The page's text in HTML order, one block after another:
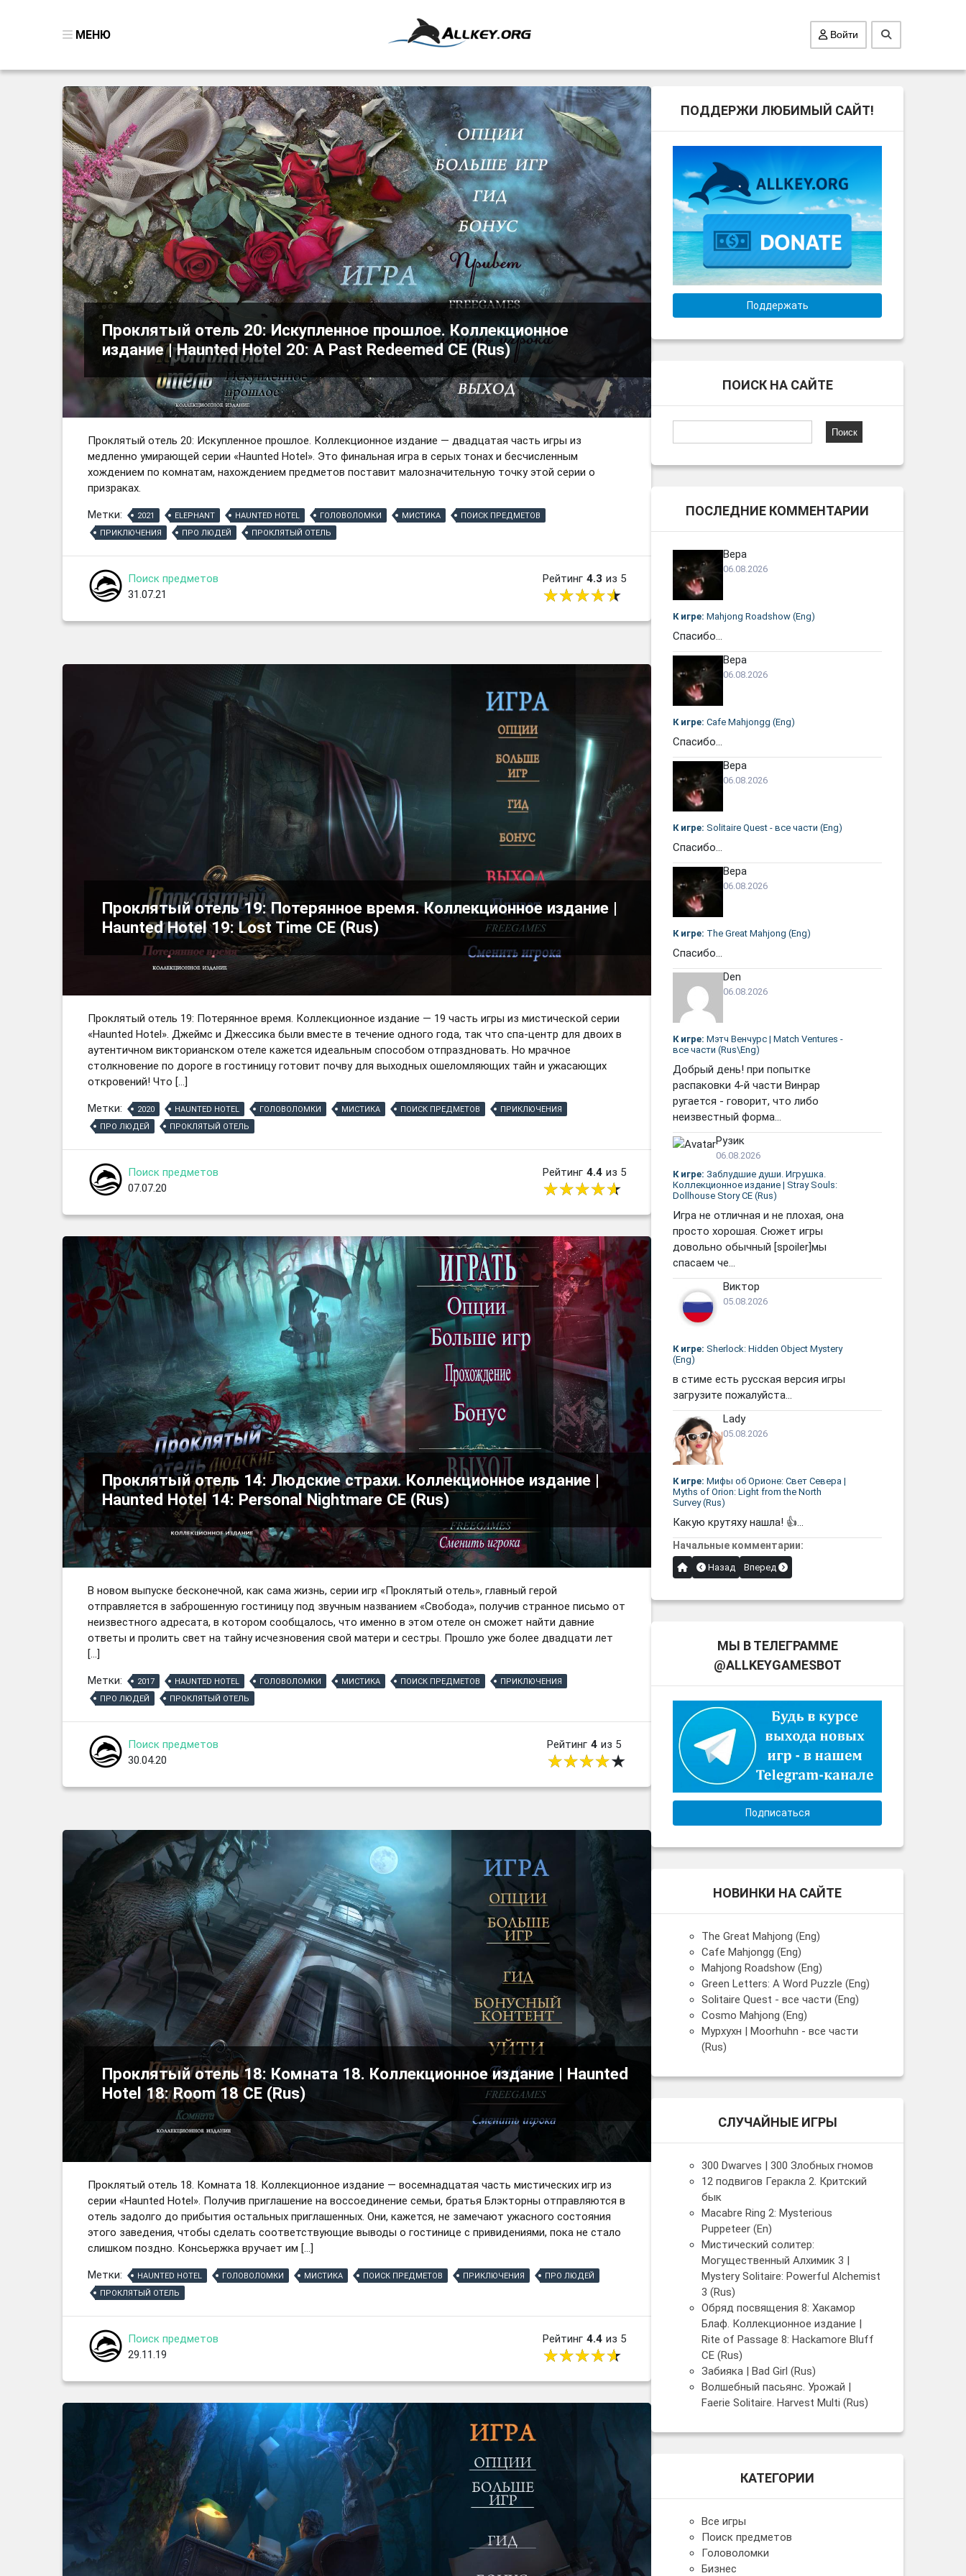
МЕНЮ
ВСЕ ИГРЫ
ПОИСК ПРЕДМЕТОВ
ГОЛОВОЛОМКИ
БИЗНЕС
ТРИ-В-РЯД
СТРАТЕГИИ
СТРЕЛЯЛКИ
КВЕСТ
КАК СКАЧАТЬ
НОВОСТИ
Войти
Проклятый отель 20: Искупленное прошлое. Коллекционное
издание | Haunted Hotel 20: A Past Redeemed CE (Rus)
Проклятый отель 20: Искупленное прошлое. Коллекционное издание — двадцатая часть игры из
медленно умирающей серии «Haunted Hotel». Это финальная игра в серых тонах и бесчисленным
хождением по комнатам, нахождением предметов поставит малозначительную точку этой серии о
призраках.
Метки: 2021 ELEPHANT HAUNTED HOTEL ГОЛОВОЛОМКИ МИСТИКА
ПОИСК ПРЕДМЕТОВ
ПРИКЛЮЧЕНИЯ
ПРО ЛЮДЕЙ ПРОКЛЯТЫЙ ОТЕЛЬ
Поиск предметов
31.07.21
Рейтинг 4.3 из 5
Проклятый отель 19: Потерянное время. Коллекционное издание |
Haunted Hotel 19: Lost Time CE (Rus)
Проклятый отель 19: Потерянное время. Коллекционное издание — 19 часть игры из мистической серии
«Haunted Hotel». Джеймс и Джессика были вместе в течение одного года, так что спа-центр для двоих в
аутентичном викторианском отеле кажется идеальным способом отпраздновать. Но мрачное
столкновение по дороге в гостиницу готовит почву для выходных ошеломляющих тайн и ужасающих
откровений! Что […]
Метки: 2020 HAUNTED HOTEL ГОЛОВОЛОМКИ МИСТИКА ПОИСК ПРЕДМЕТОВ
ПРИКЛЮЧЕНИЯ
ПРО ЛЮДЕЙ
ПРОКЛЯТЫЙ ОТЕЛЬ
Поиск предметов
07.07.20
Рейтинг 4.4 из 5
Проклятый отель 14: Людские страхи. Коллекционное издание |
Haunted Hotel 14: Personal Nightmare CE (Rus)
В новом выпуске бесконечной, как сама жизнь, серии игр «Проклятый отель», главный герой
отправляется в заброшенную гостиницу под звучным названием «Свобода», получив странное письмо от
неизвестного адресата, в котором сообщалось, что именно в этом отеле он сможет найти давние
ответы и пролить свет на тайну исчезновения свой матери и сестры. Прошло уже более двадцати лет
[…]
Метки: 2017 HAUNTED HOTEL ГОЛОВОЛОМКИ МИСТИКА ПОИСК ПРЕДМЕТОВ
ПРИКЛЮЧЕНИЯ
ПРО ЛЮДЕЙ
ПРОКЛЯТЫЙ ОТЕЛЬ
Поиск предметов
30.04.20
Рейтинг 4 из 5
Проклятый отель 18: Комната 18. Коллекционное издание | Haunted
Hotel 18: Room 18 CE (Rus)
Проклятый отель 18. Комната 18. Коллекционное издание — восемнадцатая часть мистических игр из
серии «Haunted Hotel». Получив приглашение на воссоединение семьи, братья Блэкторны отправляются в
отель задолго до прибытия остальных приглашенных. Они, кажется, не замечают ужасного состояния
этого заведения, чтобы сделать соответствующие выводы о гостинице с привидениями, пока не стало
слишком поздно. Консьержка вручает им […]
Метки: HAUNTED HOTEL ГОЛОВОЛОМКИ МИСТИКА ПОИСК ПРЕДМЕТОВ ПРИКЛЮЧЕНИЯ
ПРО ЛЮДЕЙ
ПРОКЛЯТЫЙ ОТЕЛЬ
Поиск предметов
29.11.19
Рейтинг 4.4 из 5
ПОДДЕРЖИ ЛЮБИМЫЙ САЙТ!
Поддержать
ПОИСК НА САЙТЕ
ПОСЛЕДНИЕ КОММЕНТАРИИ
Вера
06.08.2026
К игре: Mahjong Roadshow (Eng)
Спасибо...
Вера
06.08.2026
К игре: Cafe Mahjongg (Eng)
Спасибо...
Вера
06.08.2026
К игре: Solitaire Quest - все части (Eng)
Спасибо...
Вера
06.08.2026
К игре: The Great Mahjong (Eng)
Спасибо...
Den
06.08.2026
К игре: Мэтч Венчурс | Match Ventures -
все части (Rus\Eng)
Добрый день! при попытке
распаковки 4-й части Винрар
ругается - говорит, что либо
неизвестный форма...
Рузик
06.08.2026
К игре: Заблудшие души. Игрушка.
Коллекционное издание | Stray Souls:
Dollhouse Story CE (Rus)
Игра не отличная и не плохая, она
просто хорошая. Сюжет игры
довольно обычный [spoiler]мы
спасаем че...
Виктор
05.08.2026
К игре: Sherlock: Hidden Object Mystery
(Eng)
в стиме есть русская версия игры
загрузите пожалуйста...
Lady
05.08.2026
К игре: Мифы об Орионе: Свет Севера |
Myths of Orion: Light from the North
Survey (Rus)
Какую крутяху нашла! 👍...
Начальные комментарии:
Назад Вперед
МЫ В ТЕЛЕГРАММЕ
@ALLKEYGAMESBOT
Подписаться
НОВИНКИ НА САЙТЕ
The Great Mahjong (Eng)
Cafe Mahjongg (Eng)
Mahjong Roadshow (Eng)
Green Letters: A Word Puzzle (Eng)
Solitaire Quest - все части (Eng)
Cosmo Mahjong (Eng)
Мурхухн | Moorhuhn - все части
(Rus)
СЛУЧАЙНЫЕ ИГРЫ
300 Dwarves | 300 Злобных гномов
12 подвигов Геракла 2. Критский
бык
Macabre Ring 2: Mysterious
Puppeteer (En)
Мистический солитер:
Могущественный Алхимик 3 |
Mystery Solitaire: Powerful Alchemist
3 (Rus)
Обряд посвящения 8: Хакамор
Блаф. Коллекционное издание |
Rite of Passage 8: Hackamore Bluff
CE (Rus)
Забияка | Bad Girl (Rus)
Волшебный пасьянс. Урожай |
Faerie Solitaire. Harvest Multi (Rus)
КАТЕГОРИИ
Все игры
Поиск предметов
Головоломки
Бизнес